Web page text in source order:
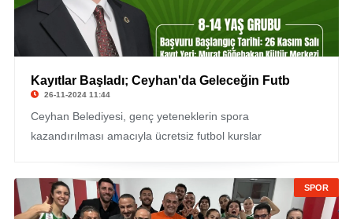
Kayıtlar Başladı; Ceyhan'da Geleceğin Futb
26-11-2024 11:44
Ceyhan Belediyesi, genç yeteneklerin spora
kazandırılması amacıyla ücretsiz futbol kurslar
SPOR